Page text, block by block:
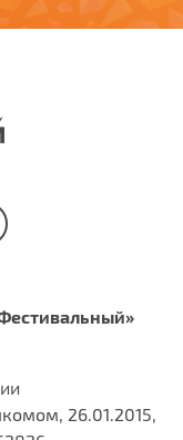
26.01.2015,